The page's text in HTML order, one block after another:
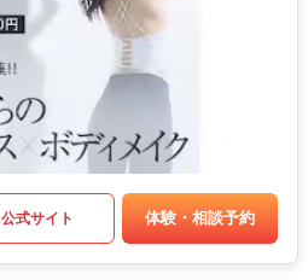
公式サイト 体験・相談予約